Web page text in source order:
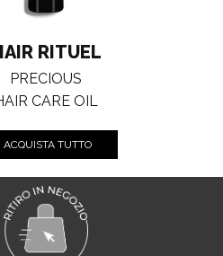
RITUEL
PRECIOUS
CARE OIL
ACQUISTA TUTTO